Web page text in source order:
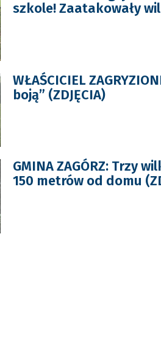
szkole! Zaatakowały
WŁAŚCICIEL
boją” (ZDJĘCIA)
GMINA ZAGÓRZ: Trzy
150 metrów od domu